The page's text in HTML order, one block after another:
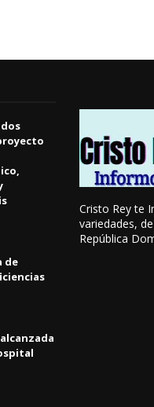
de
Cristo Rey te
variedades,
República